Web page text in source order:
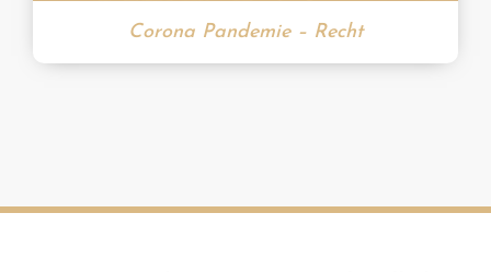
Corona Pandemie – Recht